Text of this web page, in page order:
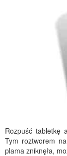
Rozpuść tabletkę
Tym roztworem
plama zniknęła,